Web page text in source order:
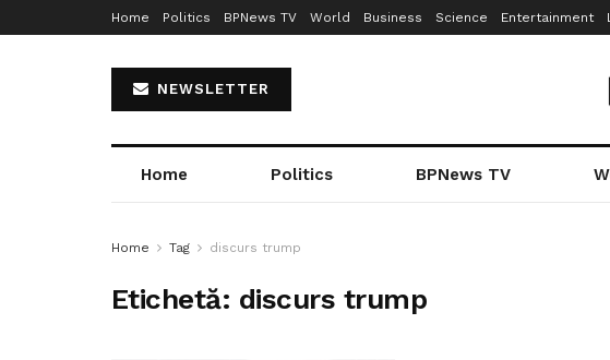
Home Politics BPNews TV World Business Science Entertainment
NEWSLETTER
Home Politics BPNews TV
Home Tag discurs trump
Etichetă: discurs trump